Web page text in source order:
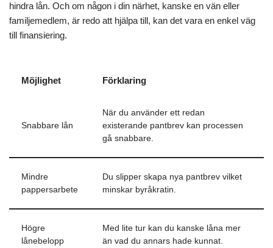
hindra lån. Och om någon i din närhet, kanske en vän eller
familjemedlem, är redo att hjälpa till, kan det vara en enkel väg
till finansiering.
Möjlighet Förklaring
Snabbare lån
När du använder ett redan
existerande pantbrev kan processen
gå snabbare.
Mindre
pappersarbete
Du slipper skapa nya pantbrev vilket
minskar byråkratin.
Högre
lånebelopp
Med lite tur kan du kanske låna mer
än vad du annars hade kunnat.